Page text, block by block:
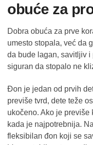
obuće za
Dobra obuća za prve
umesto stopala, već da
da bude lagan, savitljiv
siguran da stopalo ne
Đon je jedan od prvih
previše tvrd, dete teže
ukočeno. Ako je previše
kada je najpotrebnija.
fleksibilan đon koji se